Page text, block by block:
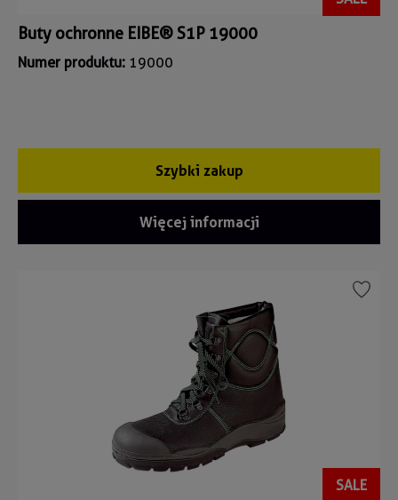
Buty ochronne EIBE® S1P 19000
Numer produktu: 19000
Szybki zakup
Więcej informacji
SALE